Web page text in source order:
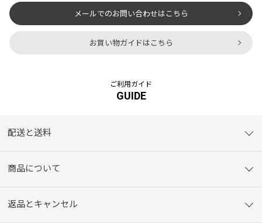
メールでのお問い合わせはこちら
お買い物ガイドはこちら
ご利用ガイド
GUIDE
配送と送料
商品について
返品とキャンセル